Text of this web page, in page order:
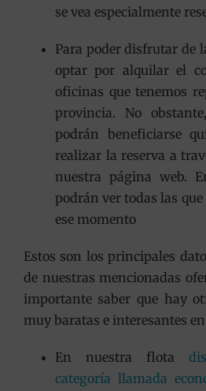
se vea especialmente
Para poder disfrutar de
optar por alquilar el
oficinas que tenemos
provincia. No
podrán beneficiarse
realizar la reserva a
nuestra página web.
podrán ver todas las
ese momento
Estos son los principales
de nuestras mencionadas
importante saber que hay
muy baratas e interesantes
En nuestra flota
categoría llamada